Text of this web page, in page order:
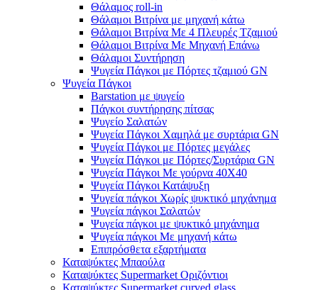
Θάλαμος roll-in
Θάλαμοι Βιτρίνα με μηχανή κάτω
Θάλαμοι Βιτρίνα Με 4 Πλευρές Τζαμιού
Θάλαμοι Βιτρίνα Με Μηχανή Επάνω
Θάλαμοι Συντήρηση
Ψυγεία Πάγκοι με Πόρτες τζαμιού GN
Ψυγεία Πάγκοι
Barstation με ψυγείο
Πάγκοι συντήρησης πίτσας
Ψυγείο Σαλατών
Ψυγεία Πάγκοι Χαμηλά με συρτάρια GN
Ψυγεία Πάγκοι με Πόρτες μεγάλες
Ψυγεία Πάγκοι με Πόρτες/Συρτάρια GN
Ψυγεία Πάγκοι Με γούρνα 40Χ40
Ψυγεία Πάγκοι Κατάψυξη
Ψυγεία πάγκοι Χωρίς ψυκτικό μηχάνημα
Ψυγεία πάγκοι Σαλατών
Ψυγεία πάγκοι με ψυκτικό μηχάνημα
Ψυγεία πάγκοι Με μηχανή κάτω
Επιπρόσθετα εξαρτήματα
Καταψύκτες Μπαούλα
Καταψύκτες Supermarket Οριζόντιοι
Καταψύκτες Supermarket curved glass